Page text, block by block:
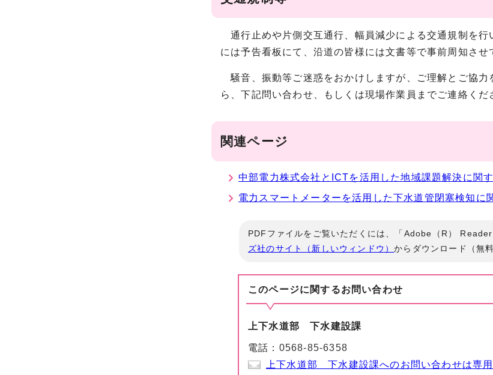
通行止めや片側交互通行、幅員減少による交通規制を
には予告看板にて、沿道の皆様には文書等で事前周知させ
騒音、振動等ご迷惑をおかけしますが、ご理解とご協
ら、下記問い合わせ、もしくは現場作業員までご連絡くだ
関連ページ
中部電力株式会社とICTを活用した地域課題解決に関
電力スマートメーターを活用した下水道管閉塞検知に
PDFファイルをご覧いただくには、「Adobe（R）
ズ社のサイト（新しいウィンドウ）からダウンロード（無
このページに関するお問い合わせ
上下水道部 下水建設課
電話： 0568-85-6358
上下水道部 下水建設課へのお問い合わせは専